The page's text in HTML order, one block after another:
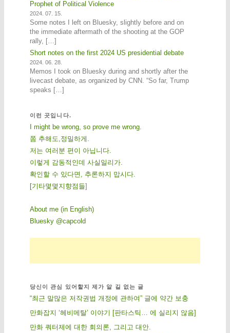
Prophet of Political Violence
2024. 07. 15.
Some notes I left on Bluesky, slightly before and on
the immediate aftermath of the shooting at the GOP
rally, […]
Short notes on the first 2024 US presidential debate
2024. 06. 28.
Memos I took on Bluesky during and shortly after the
livecast debate, as organized by CNN. “So far, Trump
speaks […]
이런 곳입니다.
I might be wrong, so prove me wrong.
쫌 추해도,정밀하게.
저는 여러분 편이 아닙니다.
이렇게 감동적인데 사실일리가.
확인할 수 있다면, 추론하지 맙시다.
[기 타몇 몇 지 향점 들]
About me (in English)
Bluesky @capcold
당신이 관심 있어할지 제가 알 길 없는 글
“최근 말많은 저작권법 개정에 관하여” 글에 약간 보충
만화잡지 ‘헤비메탈’ 이야기 [판타스틱… 에 실리지 않음]
만화 쿼터제에 대한 회의론, 그리고 대안.